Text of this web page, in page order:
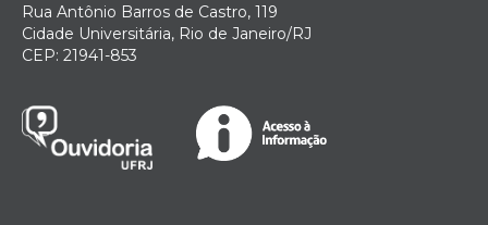
Rua Antônio Barros de Castro, 119
Cidade Universitária, Rio de Janeiro/RJ
CEP: 21941-853